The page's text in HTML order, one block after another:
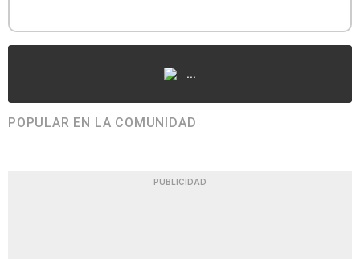
...
POPULAR EN LA COMUNIDAD
PUBLICIDAD